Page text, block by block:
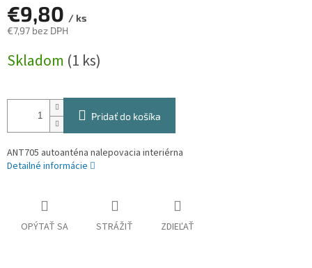
€9,80 / ks
€7,97 bez DPH
cena:
Skladom (1 ks)
Pridať do košíka
ANT705 autoanténa nalepovacia interiérna
Detailné informácie
OPÝTAŤ SA STRÁŽIŤ ZDIEĽAŤ